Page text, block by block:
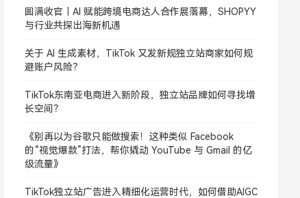
圆满收官｜AI 赋能跨境电商达人合作展落幕，SHOPYY
与行业共探出海新机遇
关于 AI 生成素材，TikTok 又发新规独立站商家如何规
避账户风险？
TikTok东南亚电商进入新阶段，独立站品牌如何寻找增
长空间？
《别再以为谷歌只能做搜索！这种类似 Facebook
的“视觉爆款”打法，帮你撬动 YouTube 与 Gmail 的亿
级流量》
TikTok独立站广告进入精细化运营时代，如何借助AIGC